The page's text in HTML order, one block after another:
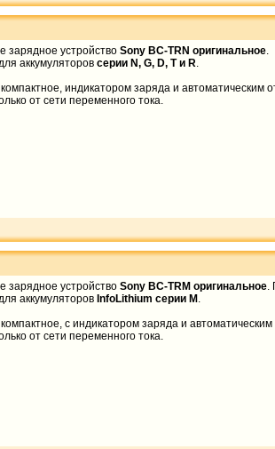
зарядное устройство Sony BC-TRN оригинальное.
аккумуляторов серии N, G, D, T и R.
индикатором заряда и автоматическим
от сети переменного тока.
зарядное устройство Sony BC-TRM оригинальное.
аккумуляторов InfoLithium серии M .
с индикатором заряда и
от сети переменного тока.